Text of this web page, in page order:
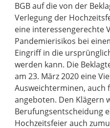
BGB auf die von der
Verlegung der
eine interessengerechte
Pandemierisikos bei
Eingriff in die
werden kann. Die
am 23. März 2020 eine
Ausweichterminen, auch
angeboten. Den Klägern
Berufungsentscheidung
Hochzeitsfeier auch